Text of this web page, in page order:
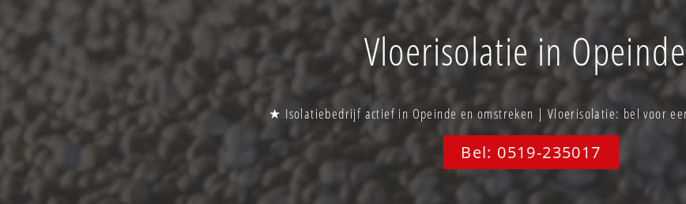
Vloerisolatie in
★ Isolatiebedrijf actief in Opeinde en omstreken | Vloerisolatie: bel voor
Bel: 0519-235017